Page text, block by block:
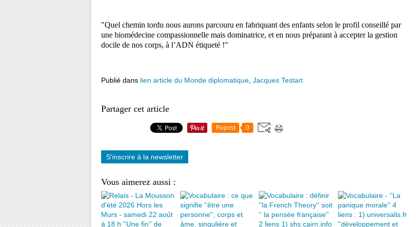
"Quel chemin tordu nous aurons parcouru en fabriquant des enfants selon le profil conseillé par
une biomédecine compassionnelle mais dominatrice, et en nous préparant à accepter la gestion
docile de nos corps, à l’ADN étiqueté !"
Publié dans lien article du Monde diplomatique Jacques Testart
Partager cet article
Repost 0
S'inscrire à la newsletter
Vous aimerez aussi :